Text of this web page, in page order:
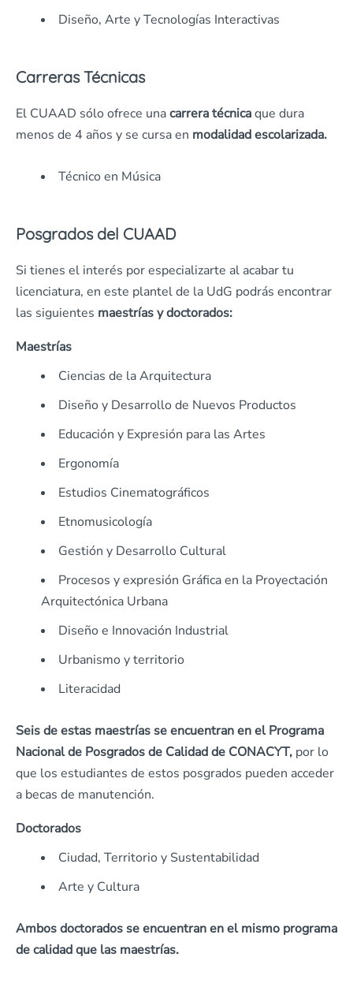
Diseño, Arte y Tecnologías Interactivas
Carreras Técnicas
El CUAAD sólo ofrece unacarrera técnicaque dura
menos de 4 años y se cursa en modalidad escolarizada.
Técnico en Música
Posgrados del CUAAD
Si tienes el interés por especializarte al acabar tu
licenciatura, en este plantel de la UdG podrás encontrar
las siguientes maestrías y doctorados:
Maestrías
Ciencias de la Arquitectura
Diseño y Desarrollo de Nuevos Productos
Educación y Expresión para las Artes
Ergonomía
Estudios Cinematográficos
Etnomusicología
Gestión y Desarrollo Cultural
Procesos y expresión Gráfica en la Proyectación
Arquitectónica Urbana
Diseño e Innovación Industrial
Urbanismo y territorio
Literacidad
Seis de estas maestrías se encuentran en el Programa
Nacional de Posgrados de Calidad de CONACYT, por lo
que los estudiantes de estos posgrados pueden acceder
a becas de manutención.
Doctorados
Ciudad, Territorio y Sustentabilidad
Arte y Cultura
Ambos doctorados se encuentran en el mismo programa
de calidad que las maestrías.